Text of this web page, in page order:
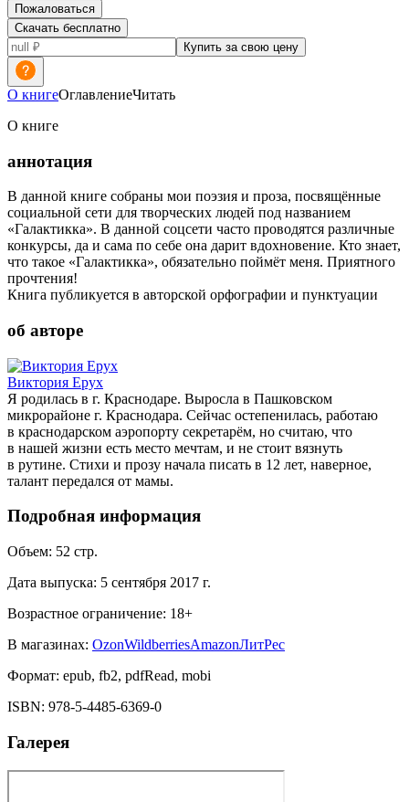
Пожаловаться
Скачать бесплатно
Купить за свою цену
О книгеОглавлениеЧитать
О книге
аннотация
В данной книге собраны мои поэзия и проза, посвящённые
социальной сети для творческих людей под названием
«Галактикка». В данной соцсети часто проводятся различные
конкурсы, да и сама по себе она дарит вдохновение. Кто знает,
что такое «Галактикка», обязательно поймёт меня. Приятного
прочтения!
Книга публикуется в авторской орфографии и пунктуации
об авторе
Виктория Ерух
Я родилась в г. Краснодаре. Выросла в Пашковском
микрорайоне г. Краснодара. Сейчас остепенилась, работаю
в краснодарском аэропорту секретарём, но считаю, что
в нашей жизни есть место мечтам, и не стоит вязнуть
в рутине. Стихи и прозу начала писать в 12 лет, наверное,
талант передался от мамы.
Подробная информация
Объем: 52 стр.
Дата выпуска: 5 сентября 2017 г.
Возрастное ограничение: 18+
В магазинах: OzonWildberriesAmazonЛитРес
Формат: epub, fb2, pdfRead, mobi
ISBN: 978-5-4485-6369-0
Галерея